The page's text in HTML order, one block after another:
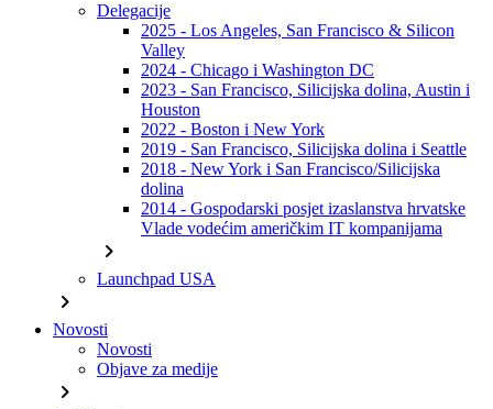
Delegacije
2025 - Los Angeles, San Francisco & Silicon
Valley
2024 - Chicago i Washington DC
2023 - San Francisco, Silicijska dolina, Austin i
Houston
2022 - Boston i New York
2019 - San Francisco, Silicijska dolina i Seattle
2018 - New York i San Francisco/Silicijska
dolina
2014 - Gospodarski posjet izaslanstva hrvatske
Vlade vodećim američkim IT kompanijama
chevron_right
Launchpad USA
chevron_right
Novosti
Novosti
Objave za medije
chevron_right